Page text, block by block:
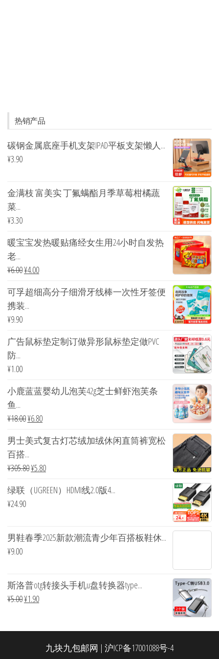
热销产品
碳钢金属底座手机支架IPAD平板支架懒人...
¥3.90
金满枝 富美实 丁氟螨酯月季草莓柑橘蔬
菜...
¥3.30
暖宝宝发热暖贴痛经女生用24小时自发热
老...
¥6.00¥4.00
可孚超细高分子细滑牙线棒一次性牙签便
携装...
¥9.90
广告鼠标垫定制订做异形鼠标垫定做PVC
防...
¥1.00
小鹿蓝蓝婴幼儿泡芙42g芝士鲜虾泡芙条
鱼...
¥18.00¥6.80
男士美式复古灯芯绒加绒休闲直筒裤宽松
百搭...
¥305.80¥5.80
绿联（UGREEN）HDMI线2.0版4...
¥24.90
男鞋春季2025新款潮流青少年百搭板鞋休...
¥9.00
斯洛普otg转接头手机u盘转换器type...
¥5.00¥1.90
九块九包邮网 | 沪ICP备17001088号-4